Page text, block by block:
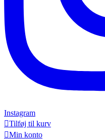
Instagram
Tilføj til kurv
Min konto